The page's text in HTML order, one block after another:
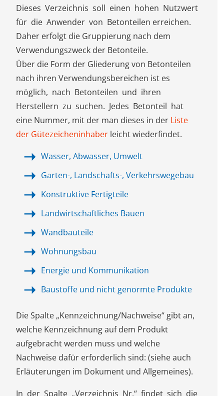
Dieses Verzeichnis soll einen hohen Nutzwert
für die Anwender von Betonteilen erreichen.
Daher erfolgt die Gruppierung nach dem
Verwendungszweck der Betonteile.
Über die Form der Gliederung von Betonteilen
nach ihren Verwendungsbereichen ist es
möglich, nach Betonteilen und ihren
Herstellern zu suchen. Jedes Betonteil hat
eine Nummer, mit der man dieses in der Liste
der Gütezeicheninhaber leicht wiederfindet.
Wasser, Abwasser, Umwelt
Garten-, Landschafts-, Verkehrswegebau
Konstruktive Fertigteile
Landwirtschaftliches Bauen
Wandbauteile
Wohnungsbau
Energie und Kommunikation
Baustoffe und nicht genormte Produkte
Die Spalte „Kennzeichnung/Nachweise“ gibt an,
welche Kennzeichnung auf dem Produkt
aufgebracht werden muss und welche
Nachweise dafür erforderlich sind: (siehe auch
Erläuterungen im Dokument und Allgemeines).
In der Spalte „Verzeichnis Nr.“ findet sich die